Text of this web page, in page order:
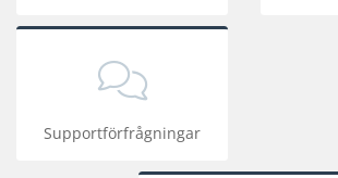
Supportförfrågningar